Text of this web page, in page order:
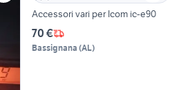
Accessori vari per Icom ic-e90
70 €
Bassignana (AL)